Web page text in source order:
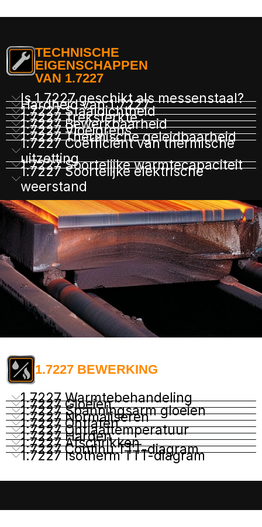
TECHNISCHE
EIGENSCHAPPEN
VAN 1.7227
Is 1.7227 geschikt als messenstaal?
Hardheid van 1.7227
1.7227 Staaldichtheid
1.7227 Treksterkte
1.7227 Bewerkbaarheid
1.7227 Vloeigrens
1.7227 Thermische geleidbaarheid
1.7227 Coëfficiënt van thermische
uitzetting
1.7227 Soortelijke warmtecapaciteit
1.7227 Soortelijke elektrische
weerstand
1.7227 BEWERKING
1.7227 Warmtebehandeling
1.7227 Gloeien
1.7227 Spanningsarm gloeien
1.7227 Normaliseren
1.7227 Ontlaten
1.7227 Ontlaattemperatuur
1.7227 Harden
1.7227 Afschrikken
1.7227 Continu TTT-diagram
1.7227 Isotherm TTT-diagram